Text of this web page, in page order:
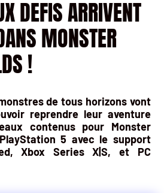
DEFIS ARRIVENT
MONSTER
!
de tous horizons vont
reprendre leur aventure
contenus pour Monster
5 avec le support
Xbox Series X|S, et PC